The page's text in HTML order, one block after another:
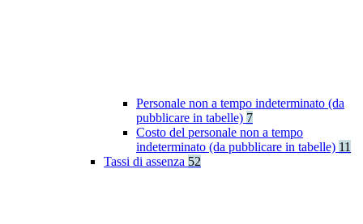
Personale non a tempo indeterminato (da
pubblicare in tabelle) 7
Costo del personale non a tempo
indeterminato (da pubblicare in tabelle) 11
Tassi di assenza 52